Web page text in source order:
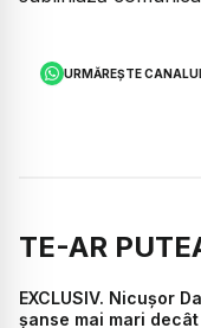
URMĂREȘTE
TE-AR
EXCLUSIV. Nicușor
șanse mai mari